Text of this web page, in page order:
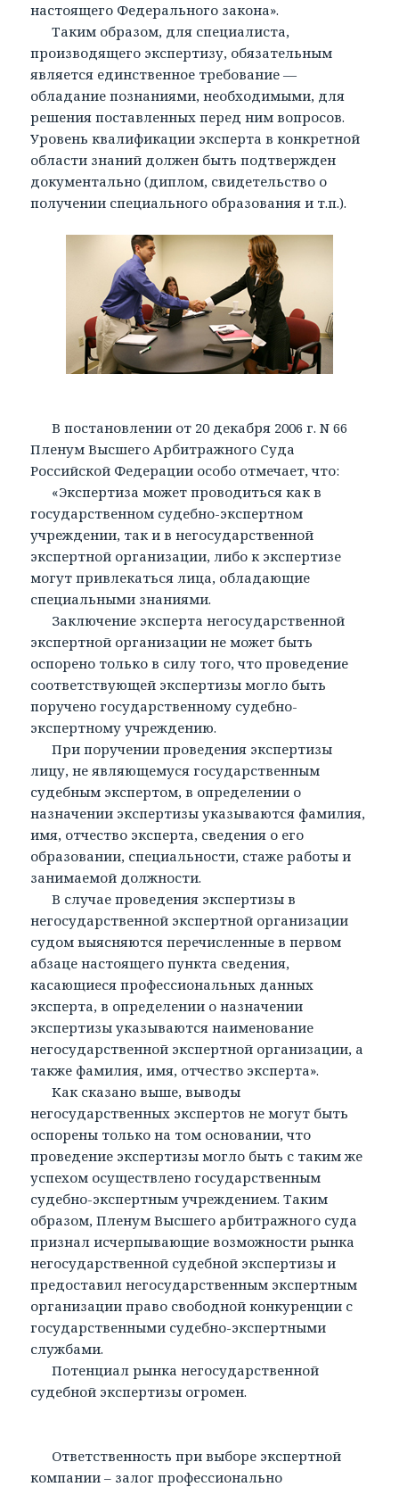
настоящего Федерального закона».
Таким образом, для специалиста,
производящего экспертизу, обязательным
является единственное требование —
обладание познаниями, необходимыми, для
решения поставленных перед ним вопросов.
Уровень квалификации эксперта в конкретной
области знаний должен быть подтвержден
документально (диплом, свидетельство о
получении специального образования и т.п.).
В постановлении от 20 декабря 2006 г. N 66
Пленум Высшего Арбитражного Суда
Российской Федерации особо отмечает, что:
«Экспертиза может проводиться как в
государственном судебно-экспертном
учреждении, так и в негосударственной
экспертной организации, либо к экспертизе
могут привлекаться лица, обладающие
специальными знаниями.
Заключение эксперта негосударственной
экспертной организации не может быть
оспорено только в силу того, что проведение
соответствующей экспертизы могло быть
поручено государственному судебно-
экспертному учреждению.
При поручении проведения экспертизы
лицу, не являющемуся государственным
судебным экспертом, в определении о
назначении экспертизы указываются фамилия,
имя, отчество эксперта, сведения о его
образовании, специальности, стаже работы и
занимаемой должности.
В случае проведения экспертизы в
негосударственной экспертной организации
судом выясняются перечисленные в первом
абзаце настоящего пункта сведения,
касающиеся профессиональных данных
эксперта, в определении о назначении
экспертизы указываются наименование
негосударственной экспертной организации, а
также фамилия, имя, отчество эксперта».
Как сказано выше, выводы
негосударственных экспертов не могут быть
оспорены только на том основании, что
проведение экспертизы могло быть с таким же
успехом осуществлено государственным
судебно-экспертным учреждением. Таким
образом, Пленум Высшего арбитражного суда
признал исчерпывающие возможности рынка
негосударственной судебной экспертизы и
предоставил негосударственным экспертным
организации право свободной конкуренции с
государственными судебно-экспертными
службами.
Потенциал рынка негосударственной
судебной экспертизы огромен.
Ответственность при выборе экспертной
компании – залог профессионально